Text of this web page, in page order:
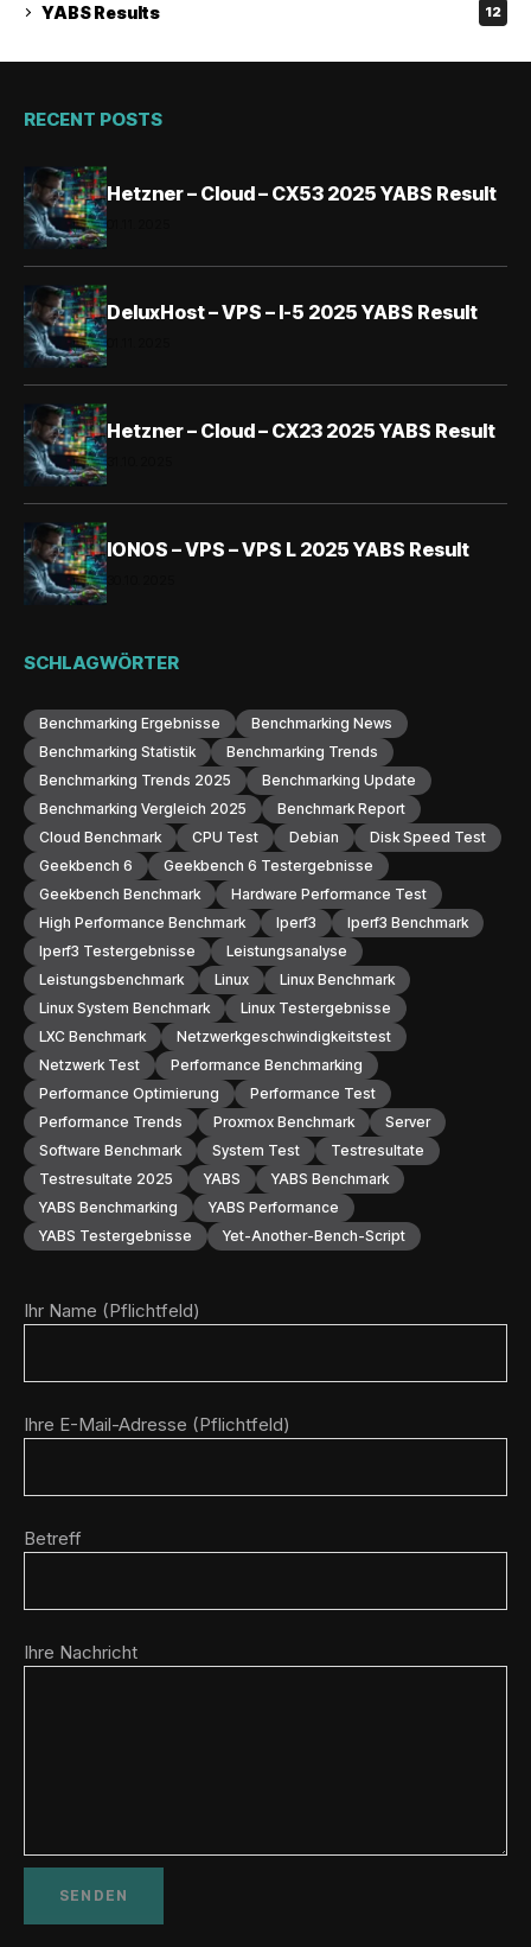
YABS Results 12
RECENT POSTS
Hetzner – Cloud – CX53 2025 YABS Result
DeluxHost – VPS – I-5 2025 YABS Result
Hetzner – Cloud – CX23 2025 YABS Result
IONOS – VPS – VPS L 2025 YABS Result
SCHLAGWÖRTER
Benchmarking Ergebnisse
Benchmarking News
Benchmarking Statistik
Benchmarking Trends
Benchmarking Trends 2025
Benchmarking Update
Benchmarking Vergleich 2025
Benchmark Report
Cloud Benchmark
CPU Test Debian
Disk Speed Test
Geekbench 6
Geekbench 6 Testergebnisse
Geekbench Benchmark
Hardware Performance Test
High Performance Benchmark
Iperf3
Iperf3 Benchmark
Iperf3 Testergebnisse
Leistungsanalyse
Leistungsbenchmark
Linux
Linux Benchmark
Linux System Benchmark
Linux Testergebnisse
LXC Benchmark
Netzwerkgeschwindigkeitstest
Netzwerk Test
Performance Benchmarking
Performance Optimierung
Performance Test
Performance Trends
Proxmox Benchmark
Server
Software Benchmark
System Test
Testresultate
Testresultate 2025
YABS
YABS Benchmark
YABS Benchmarking
YABS Performance
YABS Testergebnisse
Yet-Another-Bench-Script
Ihr Name (Pflichtfeld)
Ihre E-Mail-Adresse (Pflichtfeld)
Betreff
Ihre Nachricht